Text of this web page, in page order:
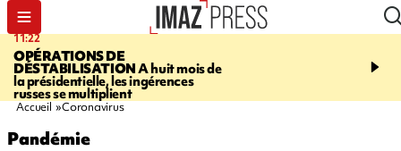
11:22
OPÉRATIONS DE
DÉSTABILISATIONA huit mois de
la présidentielle, les ingérences
russes se multiplient
14:51
Rivière triple champion
Accueil Coronavirus
Pandémie